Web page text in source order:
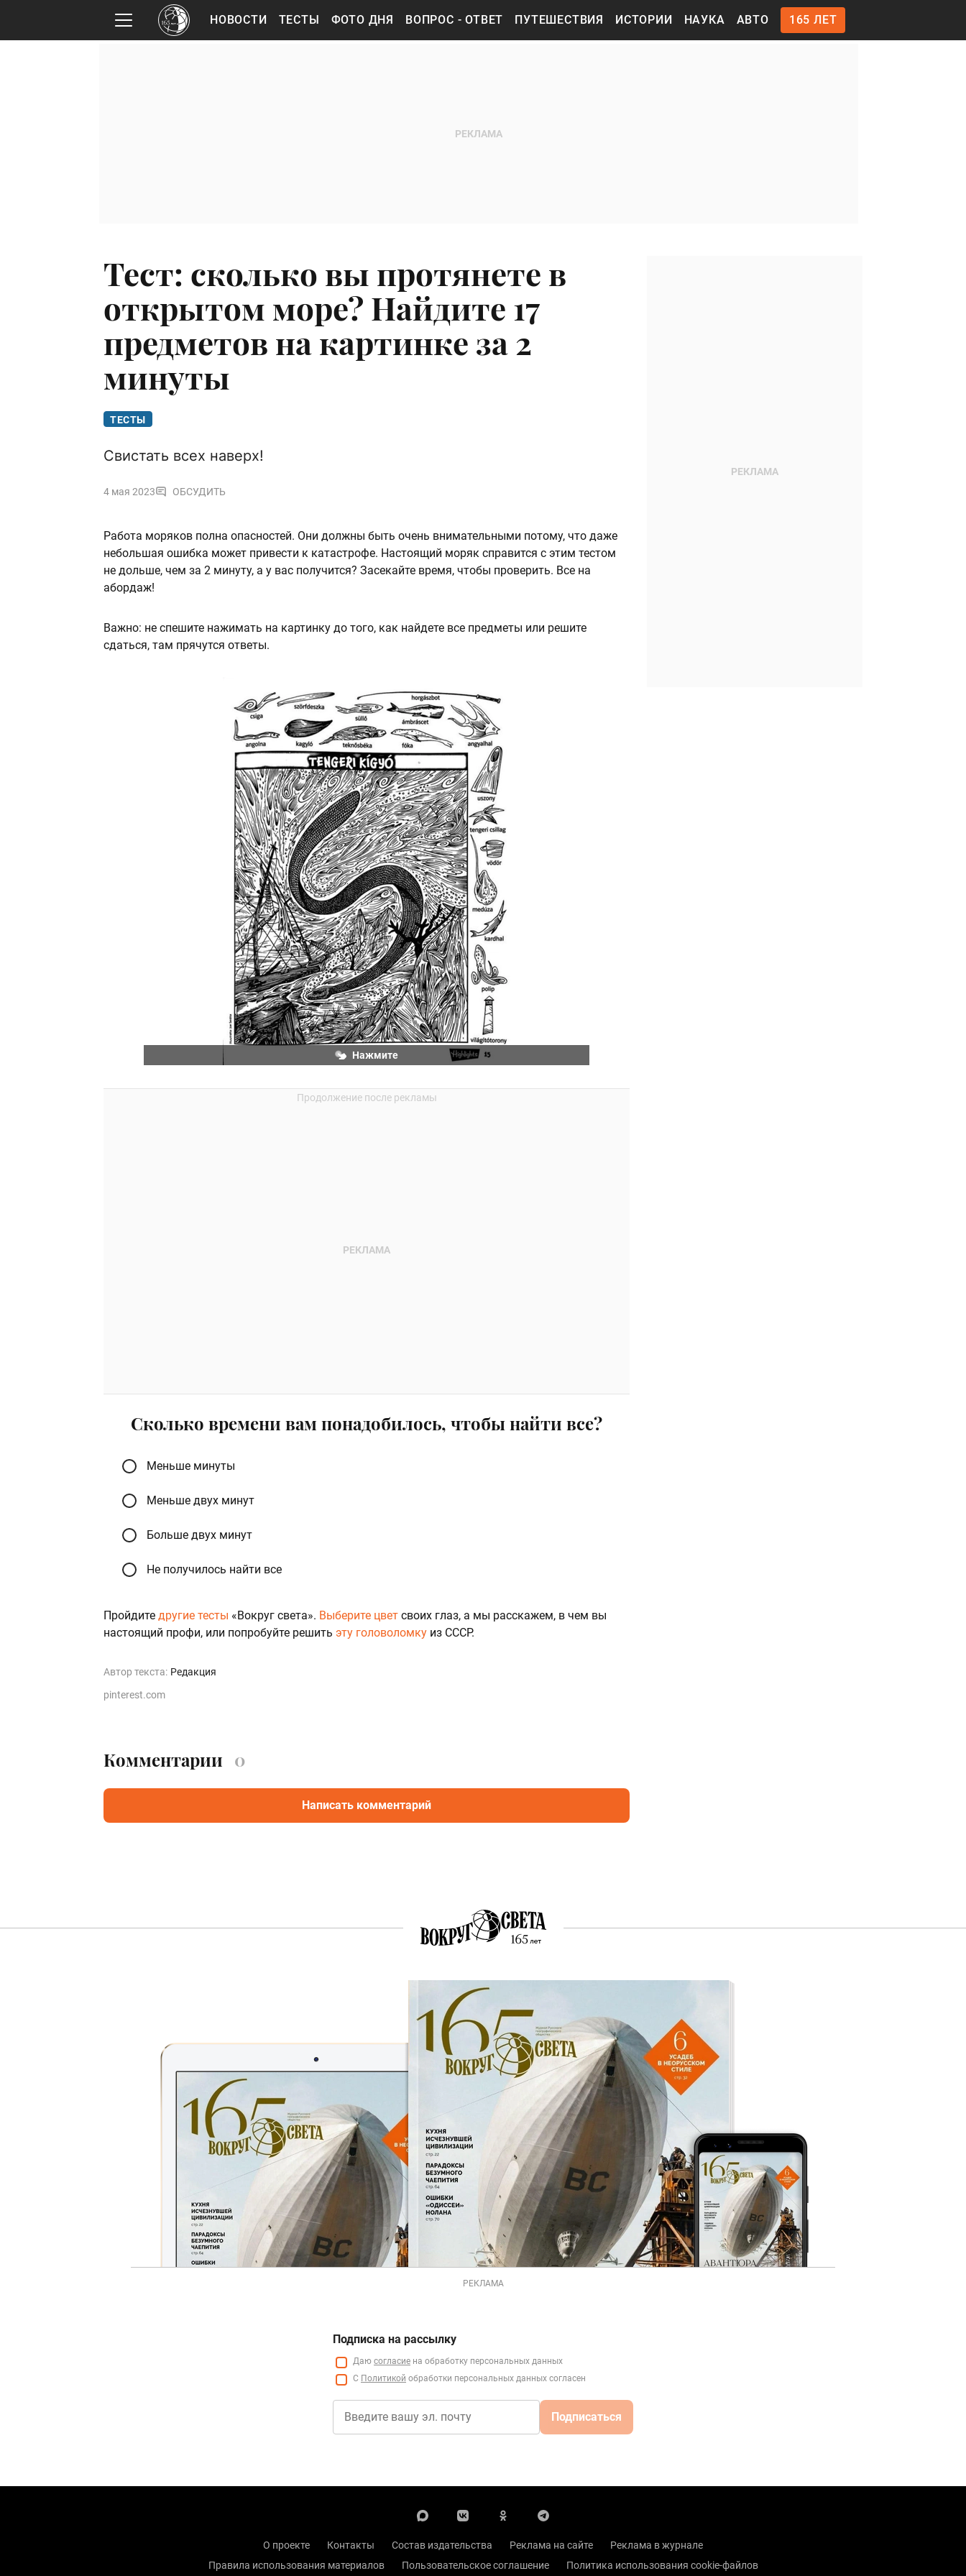
НОВОСТИ ТЕСТЫ ФОТО ДНЯ ВОПРОС - ОТВЕТ ПУТЕШЕСТВИЯ ИСТОРИИ НАУКА АВТО 165 ЛЕТ
Тест: сколько вы протянете в
открытом море? Найдите 17
предметов на картинке за 2
минуты
ТЕСТЫ
Свистать всех наверх!
4 мая 2023 ОБСУДИТЬ
Работа моряков полна опасностей. Они должны быть очень внимательными потому, что даже
небольшая ошибка может привести к катастрофе. Настоящий моряк справится с этим тестом
не дольше, чем за 2 минуту, а у вас получится? Засекайте время, чтобы проверить. Все на
абордаж!
Важно: не спешите нажимать на картинку до того, как найдете все предметы или решите
сдаться, там прячутся ответы.
Нажмите
Сколько времени вам понадобилось, чтобы найти все?
Меньше минуты
Меньше двух минут
Больше двух минут
Не получилось найти все
Пройдите другие тесты «Вокруг света». Выберите цвет своих глаз, а мы расскажем, в чем вы
настоящий профи, или попробуйте решить эту головоломку из СССР.
Автор текста: Редакция
pinterest.com
Комментарии 0
Написать комментарий
РЕКЛАМА
Подписка на рассылку
Даю согласие на обработку персональных данных
С Политикой обработки персональных данных согласен
Подписаться
О проекте Контакты Состав издательства Реклама на сайте
Реклама в журнале
Правила использования материалов
Пользовательское соглашение Политика использования cookie-файлов